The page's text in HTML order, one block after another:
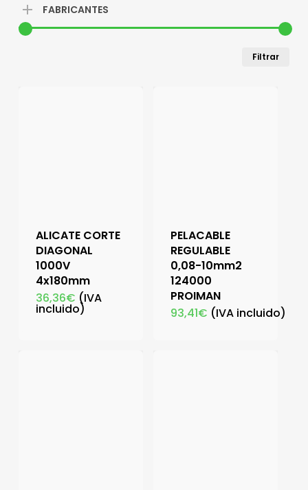
FABRICANTES
Filtrar
ALICATE CORTE
DIAGONAL
1000V
4x180mm
36,36€ (IVA
incluido)
PELACABLE
REGULABLE
0,08-10mm2
124000
PROIMAN
93,41€ (IVA incluido)